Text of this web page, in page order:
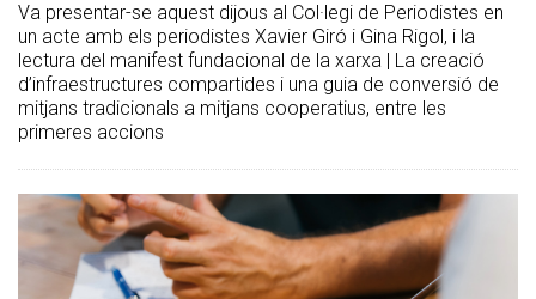
Va presentar-se aquest dijous al Col·legi de Periodistes en
un acte amb els periodistes Xavier Giró i Gina Rigol, i la
lectura del manifest fundacional de la xarxa | La creació
d’infraestructures compartides i una guia de conversió de
mitjans tradicionals a mitjans cooperatius, entre les
primeres accions